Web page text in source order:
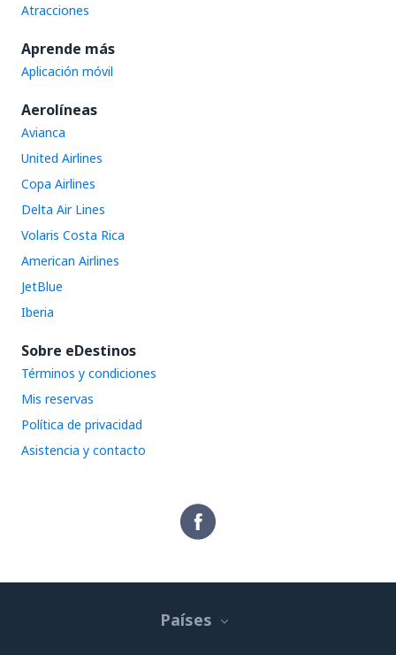
Atracciones
Aprende más
Aplicación móvil
Aerolíneas
Avianca
United Airlines
Copa Airlines
Delta Air Lines
Volaris Costa Rica
American Airlines
JetBlue
Iberia
Sobre eDestinos
Términos y condiciones
Mis reservas
Política de privacidad
Asistencia y contacto
Países